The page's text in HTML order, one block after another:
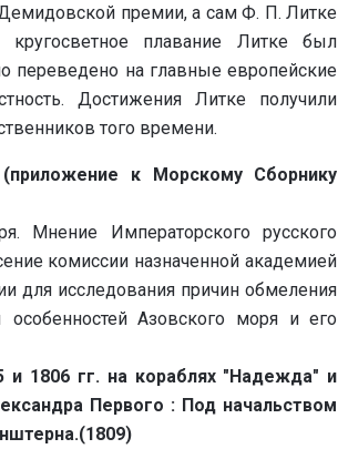
премии, а сам Ф. П. Литке
плавание Литке был
переведено на главные европейские
Достижения Литке получили
того времени.
к Морскому Сборнику
Мнение Императорского русского
комиссии назначенной академией
для исследования причин обмеления
Азовского моря и его
и 1806 гг. на кораблях "Надежда" и
Первого : Под начальством